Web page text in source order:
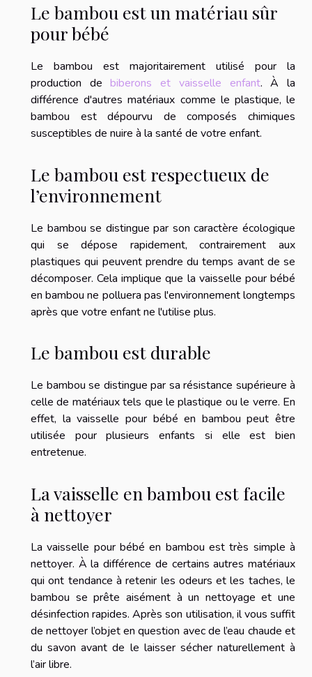
Le bambou est un matériau sûr
pour bébé
Le bambou est majoritairement utilisé pour la
production debiberons et vaisselle enfant. À la
différence d'autres matériaux comme le plastique, le
bambou est dépourvu de composés chimiques
susceptibles de nuire à la santé de votre enfant.
Le bambou est respectueux de
l’environnement
Le bambou se distingue par son caractère écologique
qui se dépose rapidement, contrairement aux
plastiques qui peuvent prendre du temps avant de se
décomposer. Cela implique que la vaisselle pour bébé
en bambou ne polluera pas l'environnement longtemps
après que votre enfant ne l'utilise plus.
Le bambou est durable
Le bambou se distingue par sa résistance supérieure à
celle de matériaux tels que le plastique ou le verre. En
effet, la vaisselle pour bébé en bambou peut être
utilisée pour plusieurs enfants si elle est bien
entretenue.
La vaisselle en bambou est facile
à nettoyer
La vaisselle pour bébé en bambou est très simple à
nettoyer. À la différence de certains autres matériaux
qui ont tendance à retenir les odeurs et les taches, le
bambou se prête aisément à un nettoyage et une
désinfection rapides. Après son utilisation, il vous suffit
de nettoyer l’objet en question avec de l’eau chaude et
du savon avant de le laisser sécher naturellement à
l’air libre.